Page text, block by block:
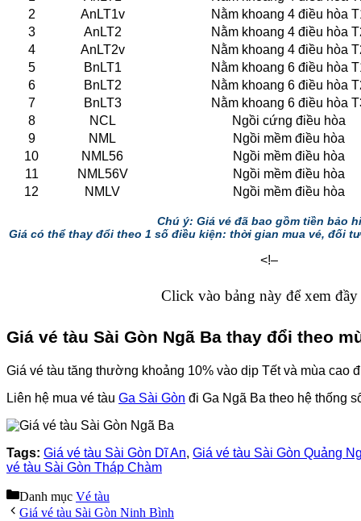
2
AnLT1v Nằm khoang 4 điều hòa
3
AnLT2 Nằm khoang 4 điều hòa
4
AnLT2v Nằm khoang 4 điều hòa
5
BnLT1 Nằm khoang 6 điều hòa
6
BnLT2 Nằm khoang 6 điều hòa
7
BnLT3 Nằm khoang 6 điều hòa
8
NCL Ngồi cứng điều hòa
9
NML Ngồi mềm điều hòa
10
NML56 Ngồi mềm điều hòa
11
NML56V Ngồi mềm điều hòa
12
NMLV Ngồi mềm điều hòa
Chú ý: Giá vé đã bao gồm tiền bảo
Giá có thể thay đổi theo 1 số điều kiện: thời gian mua vé, đối
<!–
Click vào bảng này để xem đầy
Giá vé tàu Sài Gòn Ngã Ba thay đổi theo
Giá vé tàu tăng thường khoảng 10% vào dịp Tết và mùa cao
Liên hệ mua vé tàu Ga Sài Gòn đi Ga Ngã Ba theo hệ thống
Tags: Giá vé tàu Sài Gòn Dĩ An, Giá vé tàu Sài Gòn Quảng
vé tàu Sài Gòn Tháp Chàm
Danh mục Vé tàu
Giá vé tàu Sài Gòn Ninh Bình